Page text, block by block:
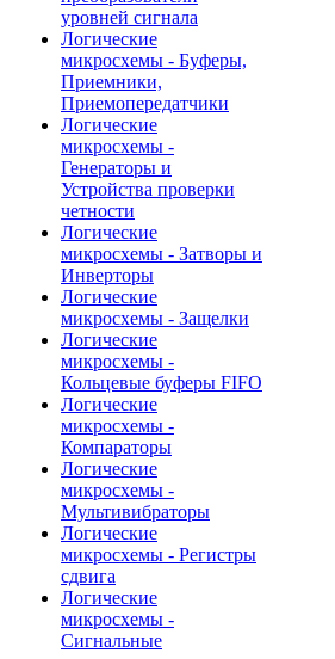
уровней сигнала
Логические
микросхемы - Буферы,
Приемники,
Приемопередатчики
Логические
микросхемы -
Генераторы и
Устройства проверки
четности
Логические
микросхемы - Затворы и
Инверторы
Логические
микросхемы - Защелки
Логические
микросхемы -
Кольцевые буферы FIFO
Логические
микросхемы -
Компараторы
Логические
микросхемы -
Мультивибраторы
Логические
микросхемы - Регистры
сдвига
Логические
микросхемы -
Сигнальные